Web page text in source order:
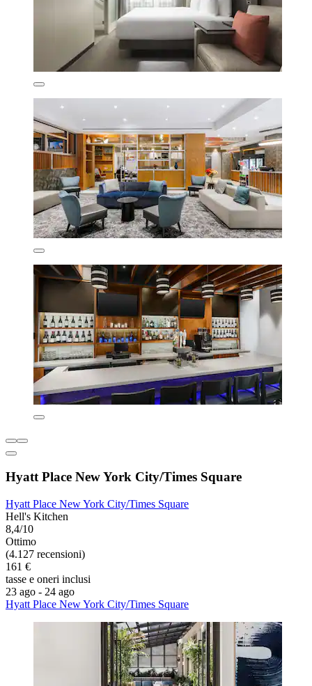
Hyatt Place New York City/Times Square
Hyatt Place New York City/Times Square
Hell's Kitchen
8,4/10
Ottimo
(4.127 recensioni)
161 €
tasse e oneri inclusi
23 ago - 24 ago
Hyatt Place New York City/Times Square